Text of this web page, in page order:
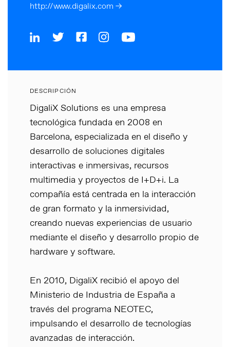
http://www.digalix.com →
DESCRIPCIÓN
DigaliX Solutions es una empresa
tecnológica fundada en 2008 en
Barcelona, especializada en el diseño y
desarrollo de soluciones digitales
interactivas e inmersivas, recursos
multimedia y proyectos de I+D+i. La
compañía está centrada en la interacción
de gran formato y la inmersividad,
creando nuevas experiencias de usuario
mediante el diseño y desarrollo propio de
hardware y software.
En 2010, DigaliX recibió el apoyo del
Ministerio de Industria de España a
través del programa NEOTEC,
impulsando el desarrollo de tecnologías
avanzadas de interacción.